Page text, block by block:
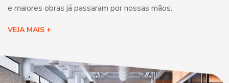
e maiores obras já passaram por nossas mãos.
VEJA MAIS +